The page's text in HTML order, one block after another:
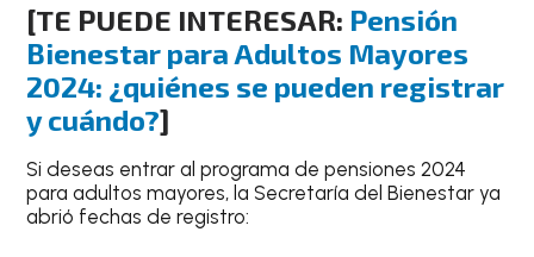
[TE PUEDE INTERESAR: Pensión
Bienestar para Adultos Mayores
2024: ¿quiénes se pueden registrar
y cuándo?]
Si deseas entrar al programa de pensiones 2024
para adultos mayores, la Secretaría del Bienestar ya
abrió fechas de registro: